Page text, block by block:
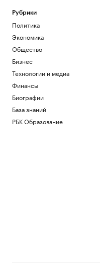
Рубрики
Политика
Экономика
Общество
Бизнес
Технологии и медиа
Финансы
Биографии
База знаний
РБК Образование